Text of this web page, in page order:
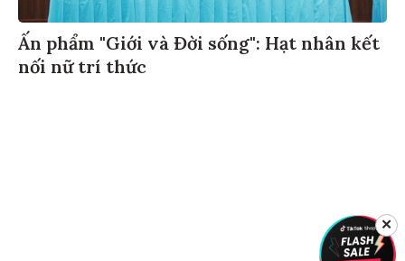
Ấn phẩm "Giới và Đời sống": Hạt nhân kết
nối nữ trí thức
✕